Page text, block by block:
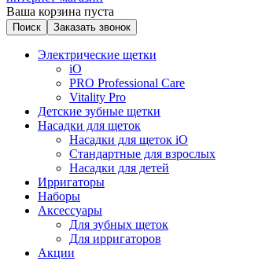
Ваша корзина пуста
Поиск Заказать звонок
Электрические щетки
iO
PRO Professional Care
Vitality Pro
Детские зубные щетки
Насадки для щеток
Насадки для щеток iO
Стандартные для взрослых
Насадки для детей
Ирригаторы
Наборы
Аксессуары
Для зубных щеток
Для ирригаторов
Акции